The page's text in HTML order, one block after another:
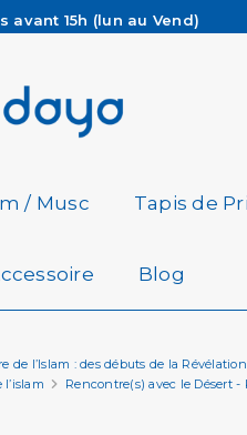
avant 15h (lun au Vend)
notre FAQ
de 65€ d'achat*
/ Musc Tapis de
Blog
de l’Islam : des débuts de la
Rencontre(s) avec le Désert